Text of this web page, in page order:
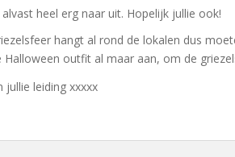
heel erg naar uit. Hopelijk jullie ook!
hangt al rond de lokalen dus
Halloween outfit al maar aan, om de
jullie leiding xxxxx